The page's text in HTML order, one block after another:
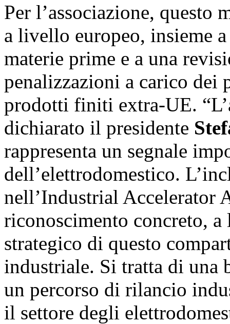
Per l’associazione, questo
a livello europeo, insieme
materie prime e a una
penalizzazioni a carico dei
prodotti finiti extra-UE.
dichiarato il presidente
rappresenta un segnale
dell’elettrodomestico.
nell’Industrial Accelerator
riconoscimento concreto,
strategico di questo
industriale. Si tratta di una
un percorso di rilancio
il settore degli